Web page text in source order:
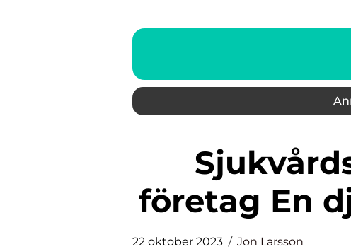
Sjukvårdsförsäkring för
företag En
22 oktober 2023 Jon Larsson